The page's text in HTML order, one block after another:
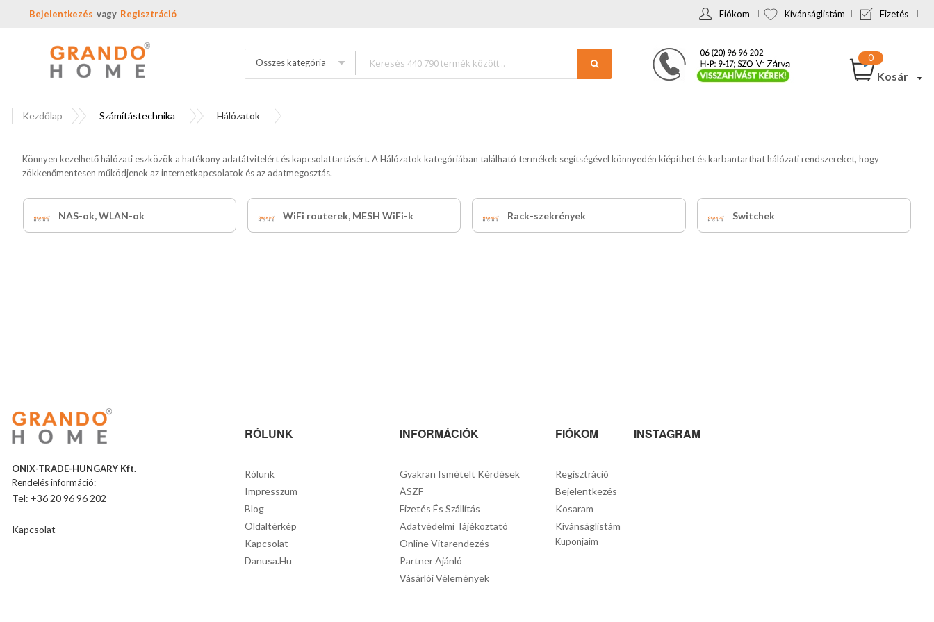
Bejelentkezés Regisztráció Fiókom Kívánságlistám Fizetés
Összes kategória
Kosár
Kezdőlap Számítástechnika Hálózatok
Könnyen kezelhető hálózati eszközök a hatékony adatátvitelért és kapcsolattartásért. A Hálózatok kategóriában található termékek segítségével könnyedén kiépíthet és karbantarthat hálózati rendszereket, hogy
zökkenőmentesen működjenek az internetkapcsolatok és az adatmegosztás.
NAS-ok, WLAN-ok WiFi routerek, MESH WiFi-k Rack-szekrények Switchek
ONIX-TRADE-HUNGARY Kft.
Rendelés információ:
Tel: +36 20 96 96 202
Kapcsolat
RÓLUNK
Rólunk
Impresszum
Blog
Oldaltérkép
Kapcsolat
Danusa.hu
INFORMÁCIÓK
Gyakran Ismételt Kérdések
ÁSZF
Fizetés És Szállítás
Adatvédelmi Tájékoztató
Online Vitarendezés
Partner Ajánló
Vásárlói Vélemények
FIÓKOM
Regisztráció
Bejelentkezés
Kosaram
Kívánságlistám
Kuponjaim
INSTAGRAM